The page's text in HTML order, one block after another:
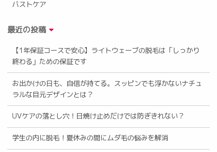
バストケア
最近の投稿
【1年保証コースで安心】ライトウェーブの脱毛は「しっかり
終わる」ための保証です
お出かけの日も、自信が持てる。スッピンでも浮かないナチュ
ラルな目元デザインとは？
UVケアの落とし穴！日焼け止めだけでは防ぎきれない？
学生の内に脱毛！夏休みの間にムダ毛の悩みを解消